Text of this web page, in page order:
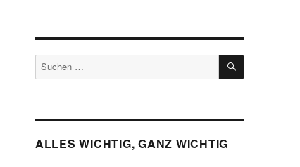
Suchen
nach:
SUCHEN
ALLES WICHTIG, GANZ WICHTIG